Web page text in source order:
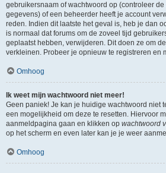
gebruikersnaam of wachtwoord op (controleer
gegevens) of een beheerder heeft je account
reden. Indien dit laatste het geval is, heb je dan
is normaal dat forums om de zoveel tijd
geplaatst hebben, verwijderen. Dit doen ze om
verkleinen. Probeer je opnieuw te registreren en
Omhoog
Ik weet mijn wachtwoord niet meer!
Geen paniek! Je kan je huidige wachtwoord niet
een mogelijkheid om deze te resetten. Hiervoor
aanmeldpagina gaan en klikken op wachtwoord
op het scherm en even later kan je je weer
Omhoog